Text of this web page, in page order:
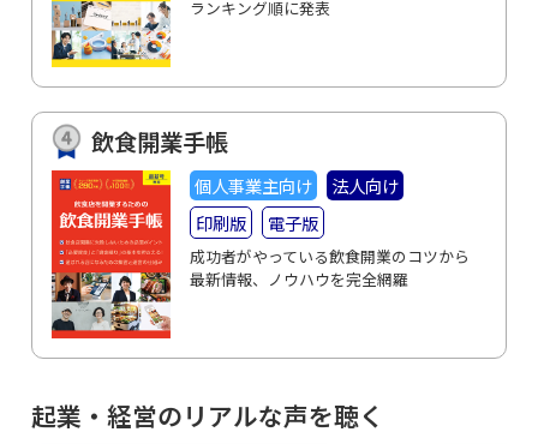
ランキング順に発表
飲食開業手帳
個人事業主向け
法人向け
印刷版
電子版
成功者がやっている飲食開業のコツから
最新情報、ノウハウを完全網羅
起業・経営のリアルな声を聴く